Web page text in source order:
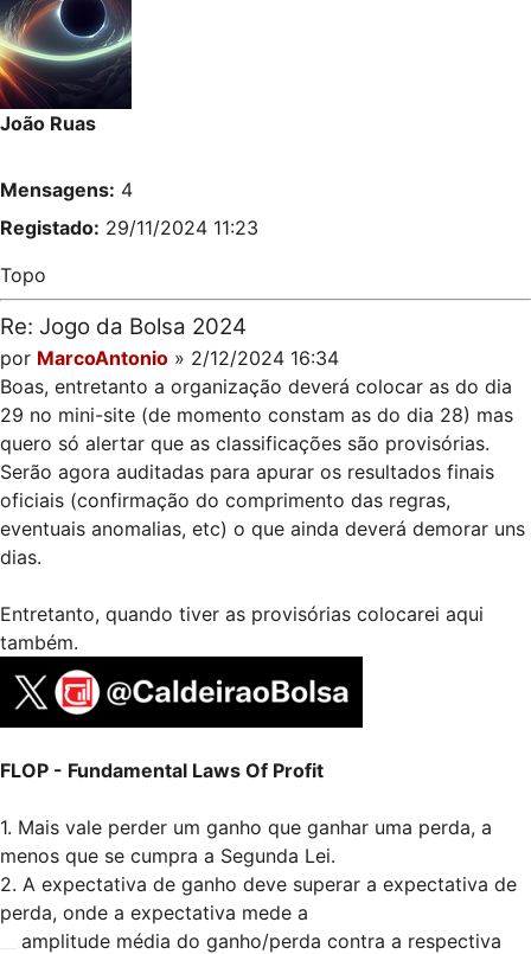
João Ruas
Mensagens: 4
Registado: 29/11/2024 11:23
Topo
Re: Jogo da Bolsa 2024
por MarcoAntonio » 2/12/2024 16:34
Boas, entretanto a organização deverá colocar as do dia
29 no mini-site (de momento constam as do dia 28) mas
quero só alertar que as classificações são provisórias.
Serão agora auditadas para apurar os resultados finais
oficiais (confirmação do comprimento das regras,
eventuais anomalias, etc) o que ainda deverá demorar uns
dias.
Entretanto, quando tiver as provisórias colocarei aqui
também.
FLOP - Fundamental Laws Of Profit
1. Mais vale perder um ganho que ganhar uma perda, a
menos que se cumpra a Segunda Lei.
2. A expectativa de ganho deve superar a expectativa de
perda, onde a expectativa mede a
amplitude média do ganho/perda contra a respectiva